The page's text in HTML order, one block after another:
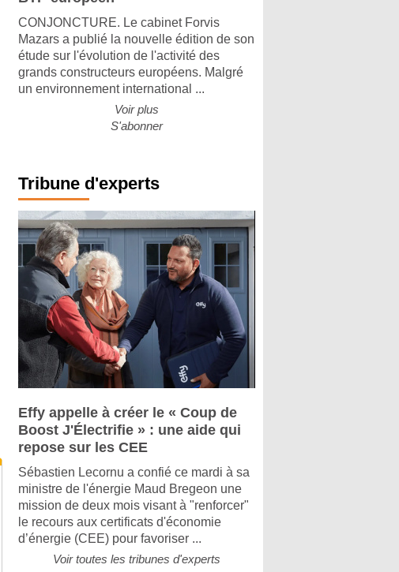
CONJONCTURE. Le cabinet Forvis
Mazars a publié la nouvelle édition de son
étude sur l'évolution de l'activité des
grands constructeurs européens. Malgré
un environnement international ...
Voir plus
S'abonner
Tribune d'experts
Effy appelle à créer le « Coup de
Boost J'Électrifie » : une aide qui
repose sur les CEE
Sébastien Lecornu a confié ce mardi à sa
ministre de l'énergie Maud Bregeon une
mission de deux mois visant à "renforcer"
le recours aux certificats d'économie
d’énergie (CEE) pour favoriser ...
Voir toutes les tribunes d'experts